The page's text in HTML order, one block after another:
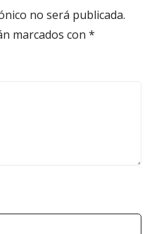
no será publicada.
marcados con *